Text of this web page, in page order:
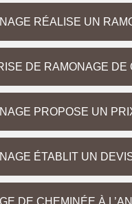
RÉALISE UN
DE RAMONAGE
PROPOSE UN
ÉTABLIT UN
DE CHEMINÉE À